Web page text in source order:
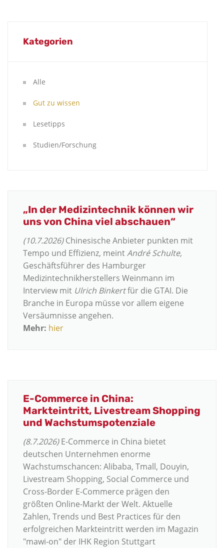
Kategorien
Alle
Gut zu wissen
Lesetipps
Studien/Forschung
„In der Medizintechnik können wir
uns von China viel abschauen“
(10.7.2026)Chinesische Anbieter punkten mit
Tempo und Effizienz, meintAndré Schulte,
Geschäftsführer des Hamburger
Medizintechnikherstellers Weinmann im
Interview mit Ulrich Binkertfür die GTAI. Die
Branche in Europa müsse vor allem eigene
Versäumnisse angehen.
Mehr: hier
E-Commerce in China:
Markteintritt, Livestream Shopping
und Wachstumspotenziale
(8.7.2026)E-Commerce in China bietet
deutschen Unternehmen enorme
Wachstumschancen: Alibaba, Tmall, Douyin,
Livestream Shopping, Social Commerce und
Cross-Border E-Commerce prägen den
größten Online-Markt der Welt. Aktuelle
Zahlen, Trends und Best Practices für den
erfolgreichen Markteintritt werden im Magazin
"mawi-on" der IHK Region Stuttgart